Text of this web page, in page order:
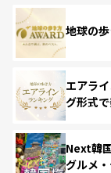
地球の
エアラ
グ形式
Next韓
グルメ